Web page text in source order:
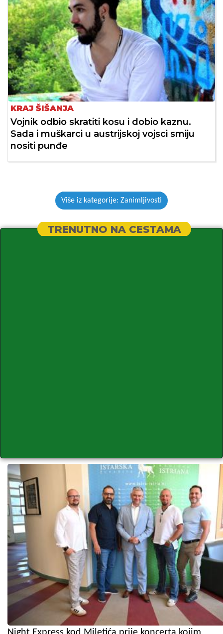
KRAJ ŠIŠANJA
Vojnik odbio skratiti kosu i dobio kaznu.
Sada i muškarci u austrijskoj vojsci smiju
nositi punđe
Više iz kategorije: Zanimljivosti
TRENUTNO NA CESTAMA